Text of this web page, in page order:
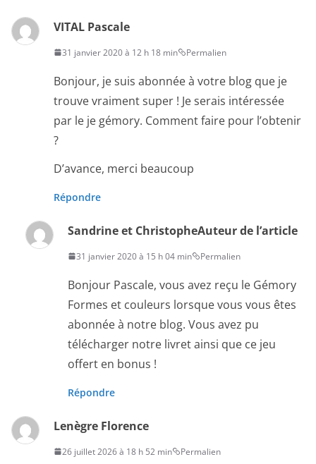
VITAL Pascale
31 janvier 2020 à 12 h 18 min Permalien
Bonjour, je suis abonnée à votre blog que je
trouve vraiment super ! Je serais intéressée
par le je gémory. Comment faire pour l’obtenir
?
D’avance, merci beaucoup
Répondre
Sandrine et ChristopheAuteur de l’article
31 janvier 2020 à 15 h 04 min Permalien
Bonjour Pascale, vous avez reçu le Gémory
Formes et couleurs lorsque vous vous êtes
abonnée à notre blog. Vous avez pu
télécharger notre livret ainsi que ce jeu
offert en bonus !
Répondre
Lenègre Florence
26 juillet 2026 à 18 h 52 min Permalien